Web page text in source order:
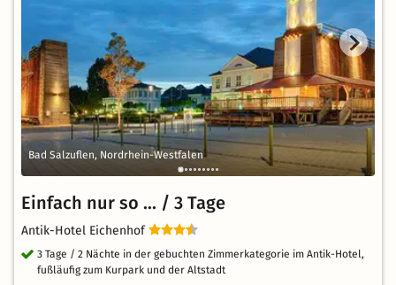
Bad Salzuflen, Nordrhein-Westfalen
Einfach nur so ... / 3 Tage
Antik-Hotel Eichenhof
3 Tage / 2 Nächte in der gebuchten Zimmerkategorie im Antik-Hotel,
fußläufig zum Kurpark und der Altstadt